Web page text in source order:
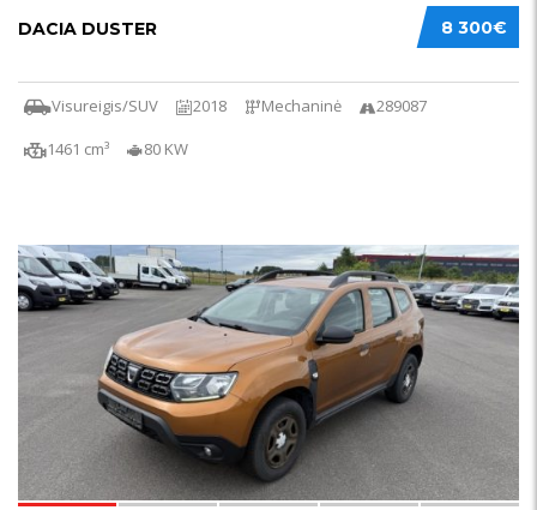
8 300€
DACIA DUSTER
Visureigis/SUV 2018 Mechaninė
289087
1461 cm³
80 KW
24